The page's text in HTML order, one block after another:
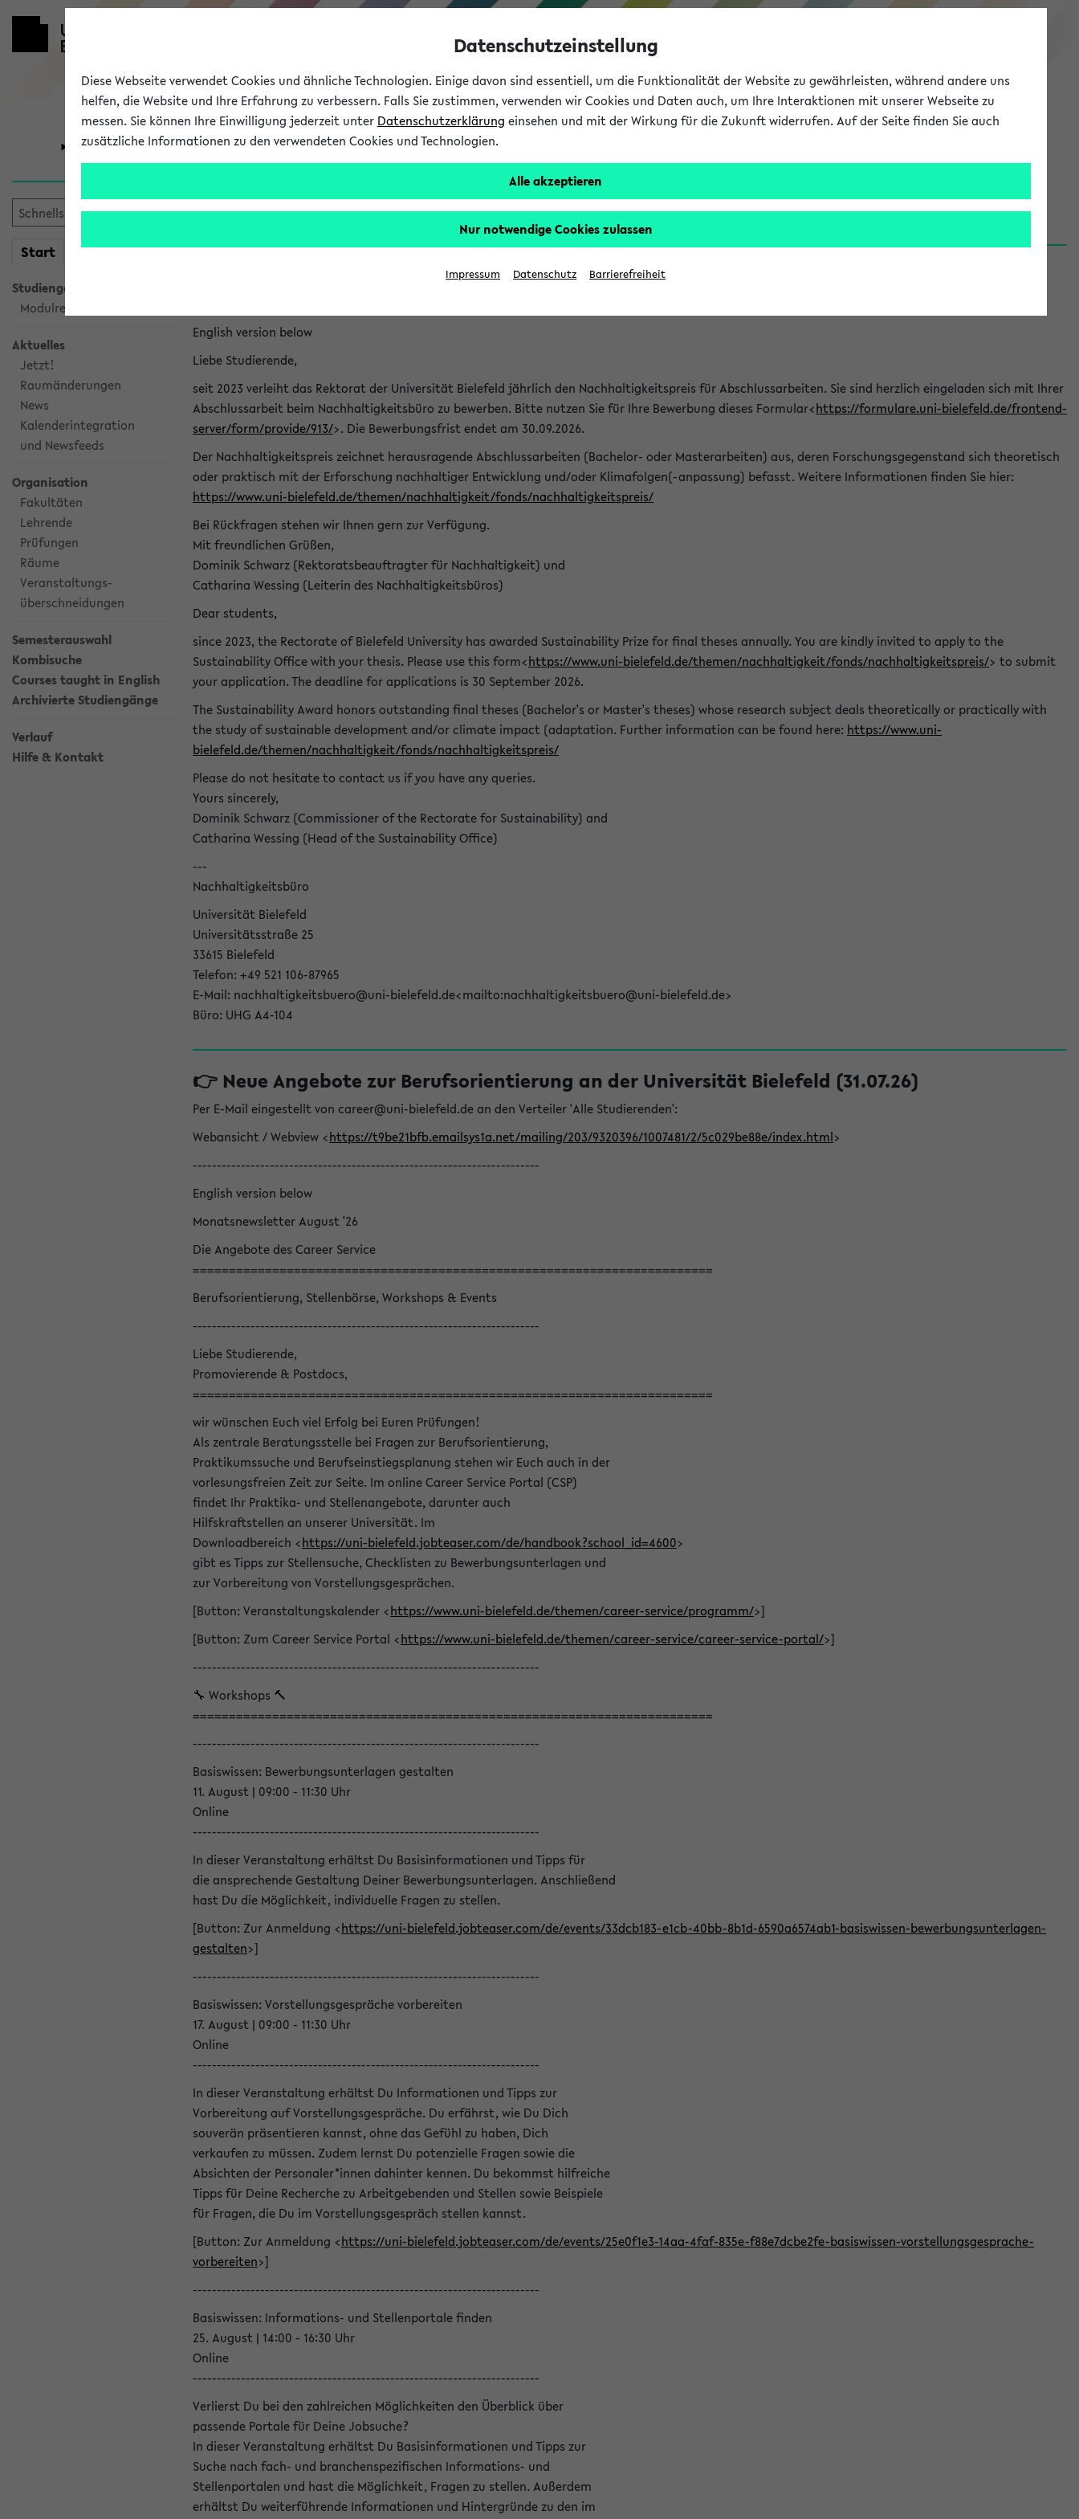
eKVV
Universität Forschung Studium
Start meineKVV
Studiengangsauswahl
Modulrecherche
Aktuelles
Jetzt!
Raumänderungen
News
Kalenderintegration
und Newsfeeds
Organisation
Fakultäten
Lehrende
Prüfungen
Räume
Veranstaltungs-
überschneidungen
Semesterauswahl
Kombisuche
Courses taught in English
Archivierte Studiengänge
Verlauf
Hilfe & Kontakt
eKVV News
Nachhaltigkeitspreis 2026: Bewerbungsphase gestartet (06.08.26)
English version below
Liebe Studierende,
seit 2023 verleiht das Rektorat der Universität Bielefeld jährlich den Nachhaltigkeitspreis für Abschlussarbeiten. Sie sind herzlich eingeladen sich mit Ihrer
Abschlussarbeit beim Nachhaltigkeitsbüro zu bewerben. Bitte nutzen Sie für Ihre Bewerbung dieses Formular<https://formulare.uni-bielefeld.de/frontend-
server/form/provide/913/>. Die Bewerbungsfrist endet am 30.09.2026.
Der Nachhaltigkeitspreis zeichnet herausragende Abschlussarbeiten (Bachelor- oder Masterarbeiten) aus, deren Forschungsgegenstand sich theoretisch
oder praktisch mit der Erforschung nachhaltiger Entwicklung und/oder Klimafolgen(-anpassung) befasst. Weitere Informationen finden Sie hier:
https://www.uni-bielefeld.de/themen/nachhaltigkeit/fonds/nachhaltigkeitspreis/
Bei Rückfragen stehen wir Ihnen gern zur Verfügung.
Mit freundlichen Grüßen,
Dominik Schwarz (Rektoratsbeauftragter für Nachhaltigkeit) und
Catharina Wessing (Leiterin des Nachhaltigkeitsbüros)
Dear students,
since 2023, the Rectorate of Bielefeld University has awarded Sustainability Prize for final theses annually. You are kindly invited to apply to the
Sustainability Office with your thesis. Please use this form<https://www.uni-bielefeld.de/themen/nachhaltigkeit/fonds/nachhaltigkeitspreis/> to submit
your application. The deadline for applications is 30 September 2026.
The Sustainability Award honors outstanding final theses (Bachelor's or Master's theses) whose research subject deals theoretically or practically with
the study of sustainable development and/or climate impact (adaptation. Further information can be found here: https://www.uni-
bielefeld.de/themen/nachhaltigkeit/fonds/nachhaltigkeitspreis/
Please do not hesitate to contact us if you have any queries.
Yours sincerely,
Dominik Schwarz (Commissioner of the Rectorate for Sustainability) and
Catharina Wessing (Head of the Sustainability Office)
---
Nachhaltigkeitsbüro
Universität Bielefeld
Universitätsstraße 25
33615 Bielefeld
Telefon: +49 521 106-87965
E-Mail: nachhaltigkeitsbuero@uni-bielefeld.de<mailto:nachhaltigkeitsbuero@uni-bielefeld.de>
Büro: UHG A4-104
👉 Neue Angebote zur Berufsorientierung an der Universität Bielefeld (31.07.26)
Per E-Mail eingestellt von career@uni-bielefeld.de an den Verteiler 'Alle Studierenden':
Webansicht / Webview <https://t9be21bfb.emailsys1a.net/mailing/203/9320396/1007481/2/5c029be88e/index.html>
------------------------------------------------------------------------
English version below
Monatsnewsletter August '26
Die Angebote des Career Service
========================================================================
Berufsorientierung, Stellenbörse, Workshops & Events
------------------------------------------------------------------------
Liebe Studierende,
Promovierende & Postdocs,
========================================================================
wir wünschen Euch viel Erfolg bei Euren Prüfungen!
Als zentrale Beratungsstelle bei Fragen zur Berufsorientierung,
Praktikumssuche und Berufseinstiegsplanung stehen wir Euch auch in der
vorlesungsfreien Zeit zur Seite. Im online Career Service Portal (CSP)
findet Ihr Praktika- und Stellenangebote, darunter auch
Hilfskraftstellen an unserer Universität. Im
Downloadbereich <https://uni-bielefeld.jobteaser.com/de/handbook?school_id=4600>
gibt es Tipps zur Stellensuche, Checklisten zu Bewerbungsunterlagen und
zur Vorbereitung von Vorstellungsgesprächen.
[Button: Veranstaltungskalender <https://www.uni-bielefeld.de/themen/career-service/programm/>]
[Button: Zum Career Service Portal <https://www.uni-bielefeld.de/themen/career-service/career-service-portal/>]
------------------------------------------------------------------------
🔧 Workshops 🔨
========================================================================
------------------------------------------------------------------------
Basiswissen: Bewerbungsunterlagen gestalten
11. August | 09:00 - 11:30 Uhr
Online
------------------------------------------------------------------------
In dieser Veranstaltung erhältst Du Basisinformationen und Tipps für
die ansprechende Gestaltung Deiner Bewerbungsunterlagen. Anschließend
hast Du die Möglichkeit, individuelle Fragen zu stellen.
[Button: Zur Anmeldung <https://uni-bielefeld.jobteaser.com/de/events/33dcb183-e1cb-40bb-8b1d-6590a6574ab1-basiswissen-bewerbungsunterlagen-
gestalten>]
------------------------------------------------------------------------
Basiswissen: Vorstellungsgespräche vorbereiten
17. August | 09:00 - 11:30 Uhr
Online
------------------------------------------------------------------------
In dieser Veranstaltung erhältst Du Informationen und Tipps zur
Vorbereitung auf Vorstellungsgespräche. Du erfährst, wie Du Dich
souverän präsentieren kannst, ohne das Gefühl zu haben, Dich
verkaufen zu müssen. Zudem lernst Du potenzielle Fragen sowie die
Absichten der Personaler*innen dahinter kennen. Du bekommst hilfreiche
Tipps für Deine Recherche zu Arbeitgebenden und Stellen sowie Beispiele
für Fragen, die Du im Vorstellungsgespräch stellen kannst.
[Button: Zur Anmeldung <https://uni-bielefeld.jobteaser.com/de/events/25e0f1e3-14aa-4faf-835e-f88e7dcbe2fe-basiswissen-vorstellungsgesprache-
vorbereiten>]
------------------------------------------------------------------------
Basiswissen: Informations- und Stellenportale finden
25. August | 14:00 - 16:30 Uhr
Online
------------------------------------------------------------------------
Verlierst Du bei den zahlreichen Möglichkeiten den Überblick über
passende Portale für Deine Jobsuche?
In dieser Veranstaltung erhältst Du Basisinformationen und Tipps zur
Suche nach fach- und branchenspezifischen Informations- und
Stellenportalen und hast die Möglichkeit, Fragen zu stellen. Außerdem
erhältst Du weiterführende Informationen und Hintergründe zu den im
Datenschutzeinstellung
Diese Webseite verwendet Cookies und ähnliche Technologien. Einige davon sind essentiell, um die Funktionalität der Website zu gewährleisten, während andere uns
helfen, die Website und Ihre Erfahrung zu verbessern. Falls Sie zustimmen, verwenden wir Cookies und Daten auch, um Ihre Interaktionen mit unserer Webseite zu
messen. Sie können Ihre Einwilligung jederzeit unter Datenschutzerklärung einsehen und mit der Wirkung für die Zukunft widerrufen. Auf der Seite finden Sie auch
zusätzliche Informationen zu den verwendeten Cookies und Technologien.
Alle akzeptieren
Nur notwendige Cookies zulassen
Impressum Datenschutz Barrierefreiheit